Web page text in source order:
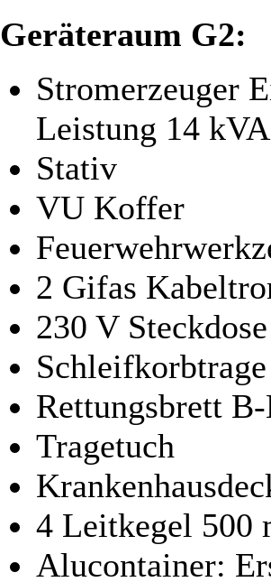
Geräteraum G2:
Stromerzeuger
Leistung 14 kVA
Stativ
VU Koffer
2 Gifas
230 V
Rettungsbrett
Tragetuch
4 Leitkegel 500
Alucontainer: